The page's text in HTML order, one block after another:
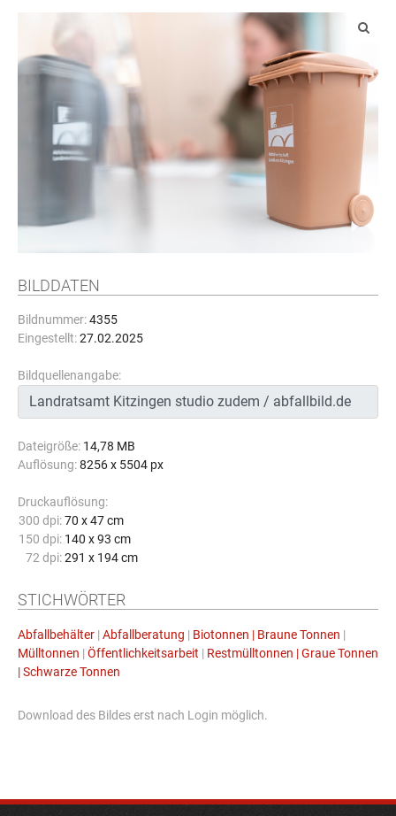
BILDDATEN
Bildnummer:4355
Eingestellt:27.02.2025
Bildquellenangabe:
Dateigröße: 14,78 MB
Auflösung:8256 x 5504 px
Druckauflösung:
300 dpi: 70 x 47 cm
150 dpi: 140 x 93 cm
72 dpi: 291 x 194 cm
STICHWÖRTER
Abfallbehälter | Abfallberatung | Biotonnen | Braune Tonnen |
Mülltonnen | Öffentlichkeitsarbeit | Restmülltonnen | Graue Tonnen
| Schwarze Tonnen
Download des Bildes erst nach Login möglich.